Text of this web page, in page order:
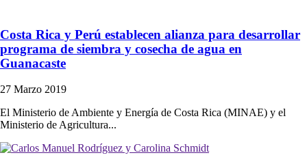
Costa Rica y Perú establecen alianza para desarrollar
programa de siembra y cosecha de agua en
Guanacaste
27 Marzo 2019
El Ministerio de Ambiente y Energía de Costa Rica (MINAE) y el
Ministerio de Agricultura...